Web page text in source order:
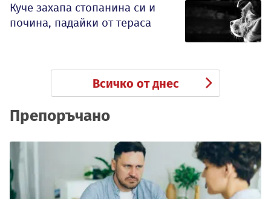
Куче захапа стопанина си и
почина, падайки от тераса
Всичко от днес
Препоръчано